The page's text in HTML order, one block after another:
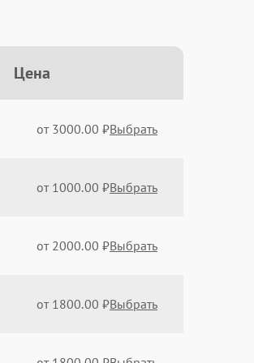
Цена
от 3000.00 ₽Выбрать
от 1000.00 ₽Выбрать
от 2000.00 ₽Выбрать
от 1800.00 ₽Выбрать